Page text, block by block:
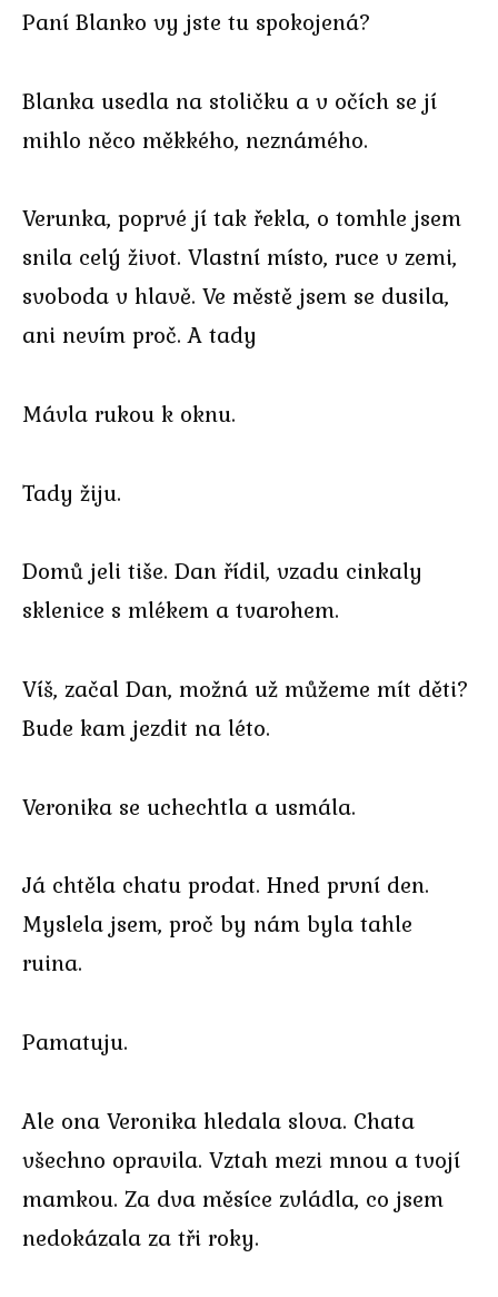
Paní Blanko vy jste tu spokojená?
Blanka usedla na stoličku a v očích se jí
mihlo něco měkkého, neznámého.
Verunka, poprvé jí tak řekla, o tomhle jsem
snila celý život. Vlastní místo, ruce v zemi,
svoboda v hlavě. Ve městě jsem se dusila,
ani nevím proč. A tady
Mávla rukou k oknu.
Tady žiju.
Domů jeli tiše. Dan řídil, vzadu cinkaly
sklenice s mlékem a tvarohem.
Víš, začal Dan, možná už můžeme mít děti?
Bude kam jezdit na léto.
Veronika se uchechtla a usmála.
Já chtěla chatu prodat. Hned první den.
Myslela jsem, proč by nám byla tahle
ruina.
Pamatuju.
Ale ona Veronika hledala slova. Chata
všechno opravila. Vztah mezi mnou a tvojí
mamkou. Za dva měsíce zvládla, co jsem
nedokázala za tři roky.